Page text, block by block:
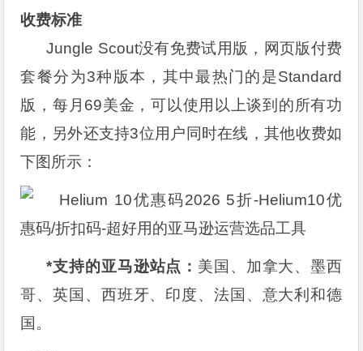
收费标准
Jungle Scout没有免费试用版，网页版付费
套餐分为3种版本，其中最热门的是Standard
版，每月69美金，可以使用以上谈到的所有功
能，另外还支持3位用户同时在线，其他收费如
下图所示：
*支持的亚马逊站点： 美国、加拿大、墨西
哥、英国、西班牙、印度、法国、意大利和德
国。